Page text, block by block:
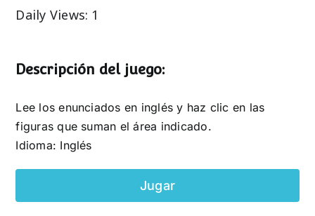
Daily Views: 1
Descripción del juego:
Lee los enunciados en inglés y haz clic en las
figuras que suman el área indicado.
Idioma: Inglés
Jugar